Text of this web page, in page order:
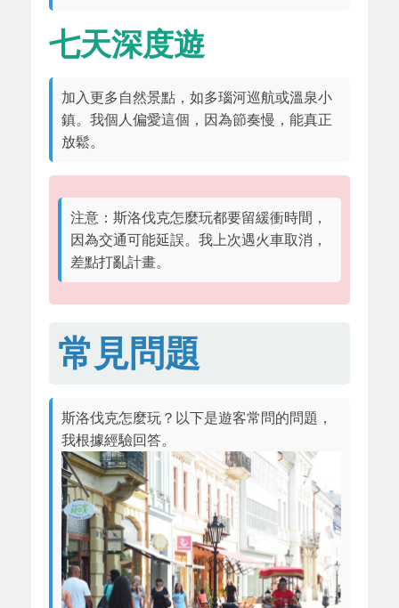
七天深度遊
加入更多自然景點，如多瑙河巡航或溫泉小
鎮。我個人偏愛這個，因為節奏慢，能真正
放鬆。
注意：斯洛伐克怎麼玩都要留緩衝時間，
因為交通可能延誤。我上次遇火車取消，
差點打亂計畫。
常見問題
斯洛伐克怎麼玩？以下是遊客常問的問題，
我根據經驗回答。